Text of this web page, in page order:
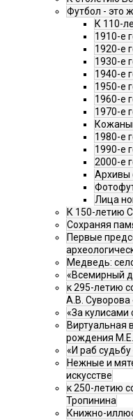
Футбол - это
К 110-
1910-е
1920-е
1930-е
1940-е
1950-е
1960-е
1970-е
1980-е
1990-е
2000-е
Архивы
Лица
К 150-летию
Сохраняя
Первые
Медведь:
«Всемирный
к 295-летию
А.В. Суворова
«За кулисами
Виртуальная
рождения
«И раб
Нежные и
искусстве
к 250-летию
Тропинина
Книжно-